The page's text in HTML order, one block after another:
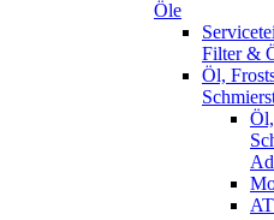
Öle
Filter &
Öl,